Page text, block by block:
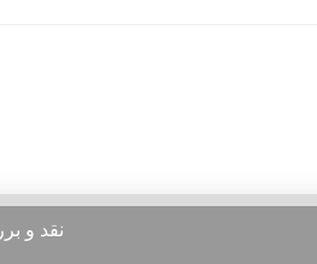
نقد و